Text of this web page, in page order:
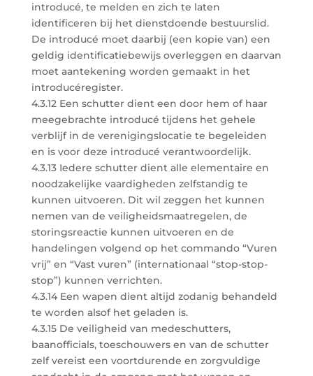
introducé, te melden en zich te laten
identificeren bij het dienstdoende bestuurslid.
De introducé moet daarbij (een kopie van) een
geldig identificatiebewijs overleggen en daarvan
moet aantekening worden gemaakt in het
introducéregister.
4.3.12 Een schutter dient een door hem of haar
meegebrachte introducé tijdens het gehele
verblijf in de verenigingslocatie te begeleiden
en is voor deze introducé verantwoordelijk.
4.3.13 Iedere schutter dient alle elementaire en
noodzakelijke vaardigheden zelfstandig te
kunnen uitvoeren. Dit wil zeggen het kunnen
nemen van de veiligheidsmaatregelen, de
storingsreactie kunnen uitvoeren en de
handelingen volgend op het commando “Vuren
vrij” en “Vast vuren” (internationaal “stop-stop-
stop”) kunnen verrichten.
4.3.14 Een wapen dient altijd zodanig behandeld
te worden alsof het geladen is.
4.3.15 De veiligheid van medeschutters,
baanofficials, toeschouwers en van de schutter
zelf vereist een voortdurende en zorgvuldige